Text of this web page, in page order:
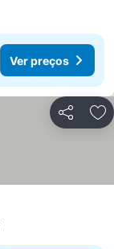
Ver preços
Partilhar